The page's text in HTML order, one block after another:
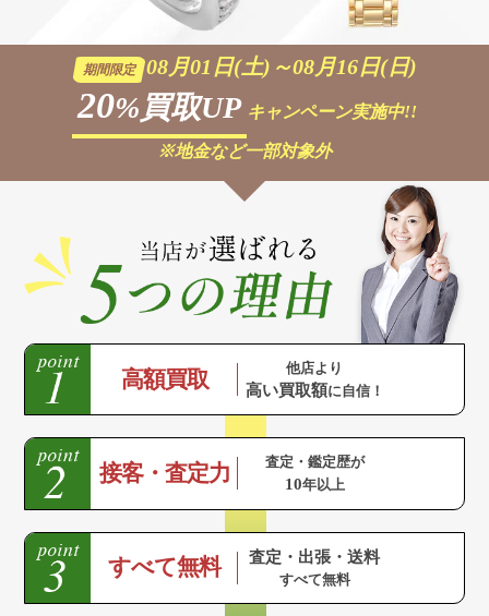
期間限定 08月01日(土)～08月16日(日)
20%買取UP キャンペーン実施中!!
※地金など一部対象外
高額買取 他店より
高い買取額に自信！
接客・査定力 査定・鑑定歴が
10年以上
すべて無料 査定・出張・送料
すべて無料